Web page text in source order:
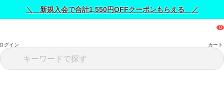
＼ 新規入会で合計1,550円OFFクーポンもらえる ／
グイン カート